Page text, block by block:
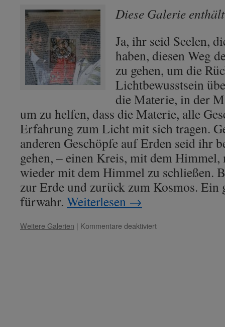
Diese Galerie
Ja, ihr seid Seelen,
haben, diesen Weg
zu gehen, um die
Lichtbewusstsein
die Materie, in der
um zu helfen, dass die Materie, alle
Erfahrung zum Licht mit sich tragen.
anderen Geschöpfe auf Erden seid ihr
gehen, – einen Kreis, mit dem
wieder mit dem Himmel zu schließen.
zur Erde und zurück zum Kosmos. Ein
fürwahr. Weiterlesen →
Weitere Galerien | Kommentare deaktiviertfür